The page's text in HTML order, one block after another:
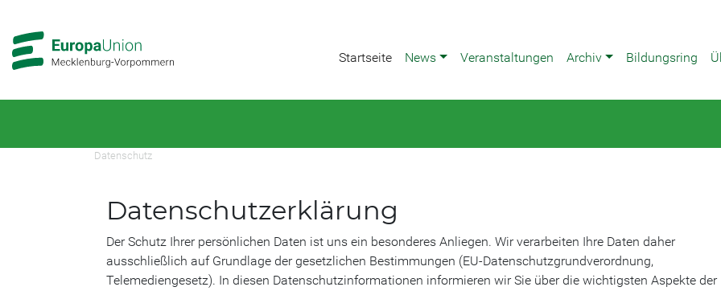
Hauptnavigation
Hauptbereich
Startseite
News Veranstaltungen Archiv Bildungsring
Datenschutz
Datenschutzerklärung
Der Schutz Ihrer persönlichen Daten ist uns ein besonderes Anliegen. Wir verarbeiten Ihre Daten daher
ausschließlich auf Grundlage der gesetzlichen Bestimmungen (EU-Datenschutzgrundverordnung,
Telemediengesetz). In diesen Datenschutzinformationen informieren wir Sie über die wichtigsten Aspekte der